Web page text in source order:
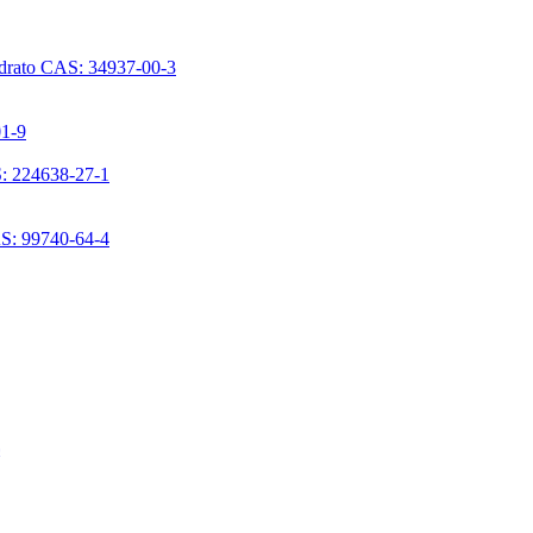
CAS: 34937-00-3
9
224638-27-1
99740-64-4